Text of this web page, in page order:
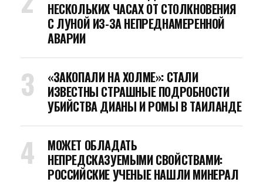
НЕСКОЛЬКИХ ЧАСАХ ОТ СТОЛКНОВЕНИЯ
С ЛУНОЙ ИЗ-ЗА НЕПРЕДНАМЕРЕННОЙ
АВАРИИ
«ЗАКОПАЛИ НА ХОЛМЕ»: СТАЛИ
ИЗВЕСТНЫ СТРАШНЫЕ ПОДРОБНОСТИ
УБИЙСТВА ДИАНЫ И РОМЫ В ТАИЛАНДЕ
МОЖЕТ ОБЛАДАТЬ
НЕПРЕДСКАЗУЕМЫМИ СВОЙСТВАМИ:
РОССИЙСКИЕ УЧЕНЫЕ НАШЛИ МИНЕРАЛ